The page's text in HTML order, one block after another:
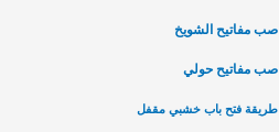
صب مفاتيح الشويخ
صب مفاتيح حولي
طريقة فتح باب خشبي مقفل